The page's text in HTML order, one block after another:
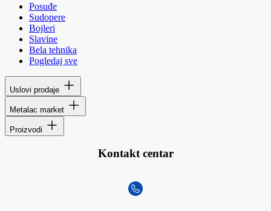
Posuđe
Sudopere
Bojleri
Slavine
Bela tehnika
Pogledaj sve
Uslovi prodaje
Metalac market
Proizvodi
Kontakt centar